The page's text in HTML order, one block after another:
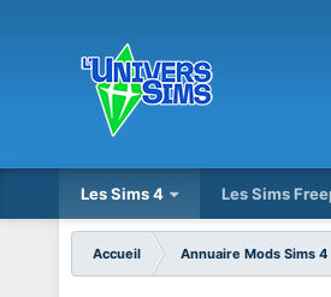
Les Sims 4 Les Sims
Accueil Annuaire Mods Sims 4